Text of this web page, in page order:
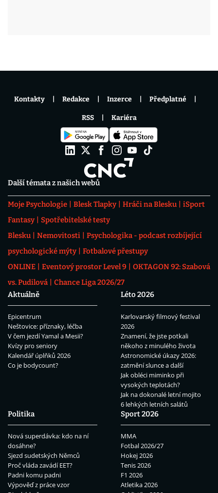
Další témata z našich webů
Moje Psychologie Blesk Tlapky Hráči na Blesku
iSport
Fantasy
Spotřebitelské testy
Blesku
Nemovitosti
Psychologika - podcast rozbíjející
psychologické mýty
Fotbalové přestupy
ONLINE
Eventový prostor Level 9
OKTAGON 92: Szabová
vs. Pudilová
Chance Liga 2026/27
Aktuálně
Epicentrum
Neštovice: příznaky, léčba
V čem jezdí Yamal a Mesii?
Kvízy pro seniory
Kalendář úplňků 2026
Co je bodycount?
Léto 2026
Karlovarský filmový festival
2026
Znamení, že jste potkali
někoho z minulého života
Astronomické úkazy 2026:
zatmění slunce a další
Jak obléci miminko při
vysokých teplotách?
Jak na dokonalé letní mojito
6 lehkých letních salátů
Politika
Nová superdávka: kdo na ní
dosáhne?
Sjezd sudetských Němců
Proč vláda zavádí EET?
Padni komu padni
Výpověď z práce vzor
Sport 2026
MMA
Fotbal 2026/27
Hokej 2026
Tenis 2026
F1 2026
Atletika 2026
Kontakty Redakce Inzerce Předplatné
RSS Kariéra